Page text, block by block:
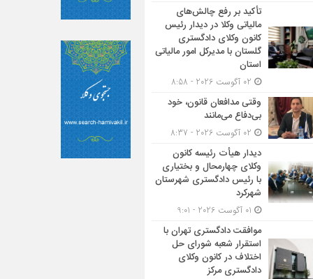
تأکید بر رفع چالش‌های
مالیاتی وکلا در دیدار رئیس
کانون وکلای دادگستری
گلستان با مدیرکل امور مالیاتی
استان
وقتی مدافعان قانون، خود
بی‌دفاع می‌مانند
دیدار هیأت رئیسه کانون
وکلای چهارمحال و بختیاری
با رئیس دادگستری شهرستان
شهرکرد
موافقت دادگستری تهران با
استقرار شعبه شورای حل
اختلاف در کانون وکلای
دادگستری مرکز